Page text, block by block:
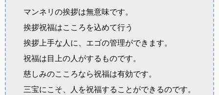
マンネリの挨拶は無意味です。
挨拶祝福はこころを込めて行う
挨拶上手な人に、エゴの管理ができます。
祝福は目上の人がするものです。
慈しみのこころなら祝福は有効です。
三宝にこそ、人を祝福することができるのです。